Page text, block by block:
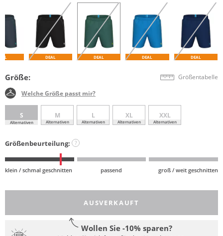
DEAL DEAL DEAL DEAL
Größe: Größentabelle
Welche Größe passt mir?
S
Alternativen
M
Alternativen
L
Alternativen
XL
Alternativen
XXL
Alternativen
Größenbeurteilung: ?
klein / schmal geschnitten passend groß / weit geschnitten
AUSVERKAUFT
Wollen Sie -10% sparen?